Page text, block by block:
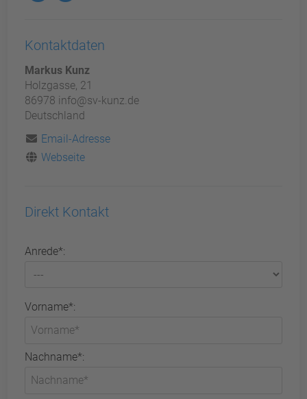
Kontaktdaten
Markus Kunz
Holzgasse, 21
86978 info@sv-kunz.de
Deutschland
Email-Adresse
Webseite
Direkt Kontakt
Anrede*:
Vorname*:
Nachname*: